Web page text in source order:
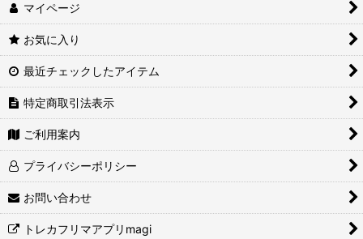
マイページ
お気に入り
最近チェックしたアイテム
特定商取引法表示
ご利用案内
プライバシーポリシー
お問い合わせ
トレカフリマアプリmagi